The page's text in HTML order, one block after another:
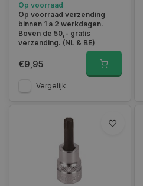
Op voorraad
Op voorraad verzending
binnen 1 a 2 werkdagen.
Boven de 50,- gratis
verzending. (NL & BE)
€9,95
Vergelijk